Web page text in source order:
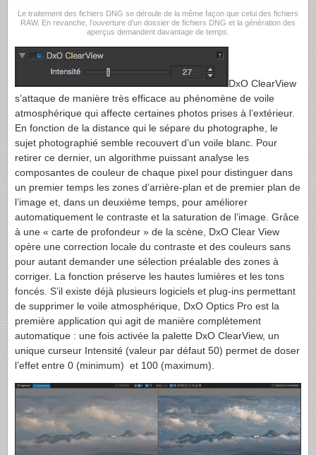
Le traitement des fichiers DNG se déroule de la même façon que celui des fichiers
RAW. En revanche, l’ouverture d’un dossier de fichiers DNG et la génération des
aperçus demandent davantage de temps.
DxO ClearView
s’attaque de manière très efficace au phénomène de voile
atmosphérique qui affecte certaines photos prises à l’extérieur.
En fonction de la distance qui le sépare du photographe, le
sujet photographié semble recouvert d’un voile blanc. Pour
retirer ce dernier, un algorithme puissant analyse les
composantes de couleur de chaque pixel pour distinguer dans
un premier temps les zones d’arrière-plan et de premier plan de
l’image et, dans un deuxième temps, pour améliorer
automatiquement le contraste et la saturation de l’image. Grâce
à une « carte de profondeur » de la scène, DxO Clear View
opère une correction locale du contraste et des couleurs sans
pour autant demander une sélection préalable des zones à
corriger. La fonction préserve les hautes lumières et les tons
foncés. S’il existe déjà plusieurs logiciels et plug-ins permettant
de supprimer le voile atmosphérique, DxO Optics Pro est la
première application qui agit de manière complètement
automatique : une fois activée la palette DxO ClearView, un
unique curseur Intensité (valeur par défaut 50) permet de doser
l’effet entre 0 (minimum) et 100 (maximum).